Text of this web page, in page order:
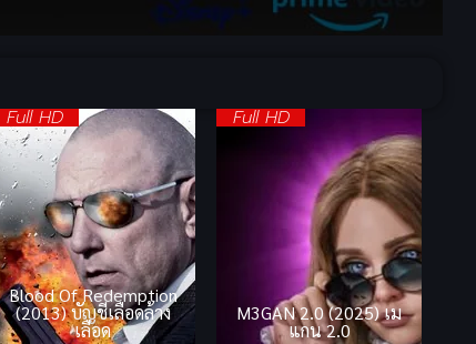
Full HD
Blood Of Redemption
(2013) บัญชีเลือดล้าง
เลือด
Full HD
M3GAN 2.0 (2025) เม
แกน 2.0